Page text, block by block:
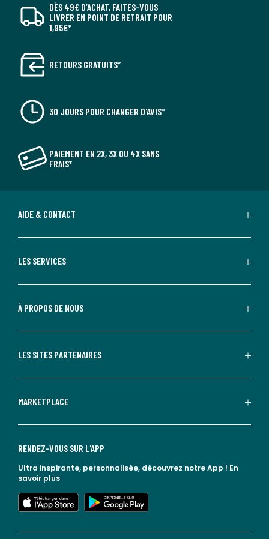
DÈS 49€ D’ACHAT, FAITES-VOUS
LIVRER EN POINT DE RETRAIT POUR
1,95€*
RETOURS GRATUITS*
30 JOURS POUR CHANGER D'AVIS*
PAIEMENT EN 2X, 3X OU 4X SANS
FRAIS*
AIDE & CONTACT
LES SERVICES
À PROPOS DE NOUS
LES SITES PARTENAIRES
MARKETPLACE
RENDEZ-VOUS SUR L'APP
Ultra inspirante, personnalisée, découvrez notre App ! En
savoir plus
lien vers l'app store
lien vers google play